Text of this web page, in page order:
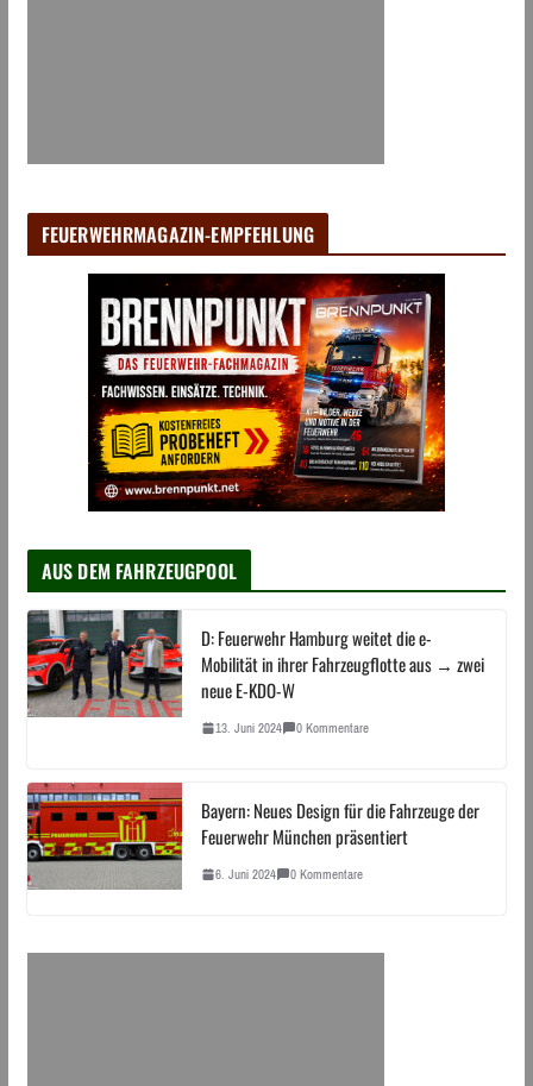
FEUERWEHRMAGAZIN-EMPFEHLUNG
AUS DEM FAHRZEUGPOOL
D: Feuerwehr Hamburg weitet die e-
Mobilität in ihrer Fahrzeugflotte aus → zwei
neue E-KDO-W
13. Juni 2024 0 Kommentare
Bayern: Neues Design für die Fahrzeuge der
Feuerwehr München präsentiert
6. Juni 2024 0 Kommentare